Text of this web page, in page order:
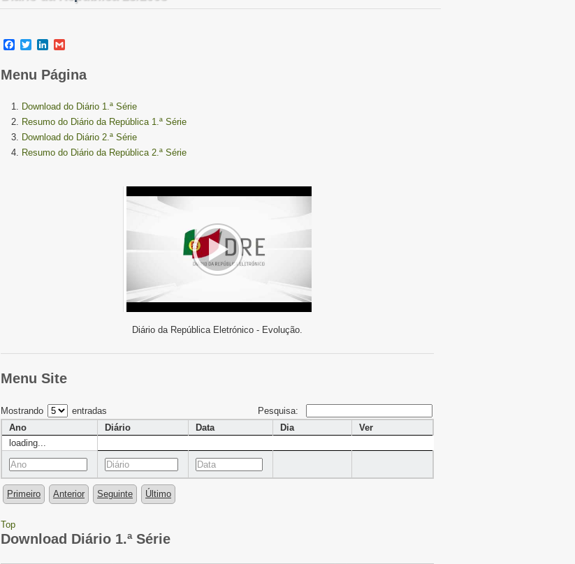
Facebook
TwitterLinkedIn
Menu Página
Download do Diário 1.ª Série
Resumo do Diário da República 1.ª Série
Download do Diário 2.ª Série
Resumo do Diário da República 2.ª Série
Diário da República Eletrónico - Evolução.
Menu Site
Mostrando entradas
Pesquisa:
Ano
Diário Data Dia
Ver
loading...
Primeiro Anterior Seguinte Último
Top
Download Diário 1.ª Série